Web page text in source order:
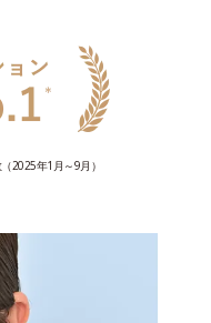
2025年1月～9月）